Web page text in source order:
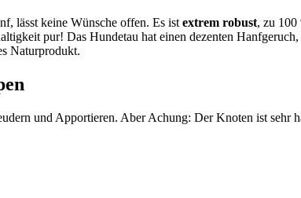
lässt keine Wünsche offen. Es ist extrem robust, zu 100
pur! Das Hundetau hat einen dezenten
Naturprodukt.
und Apportieren. Aber Achung: Der Knoten ist